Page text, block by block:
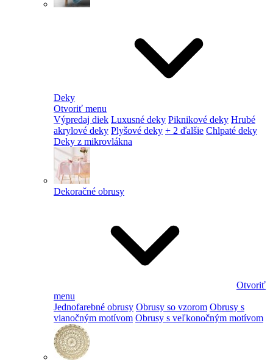
Deky
Otvoriť menu
Výpredaj diek Luxusné deky Piknikové deky Hrubé
akrylové deky Plyšové deky + 2 ďalšie Chlpaté deky
Deky z mikrovlákna
Dekoračné obrusy
Otvoriť
menu
Jednofarebné obrusy Obrusy so vzorom Obrusy s
vianočným motívom Obrusy s veľkonočným motívom